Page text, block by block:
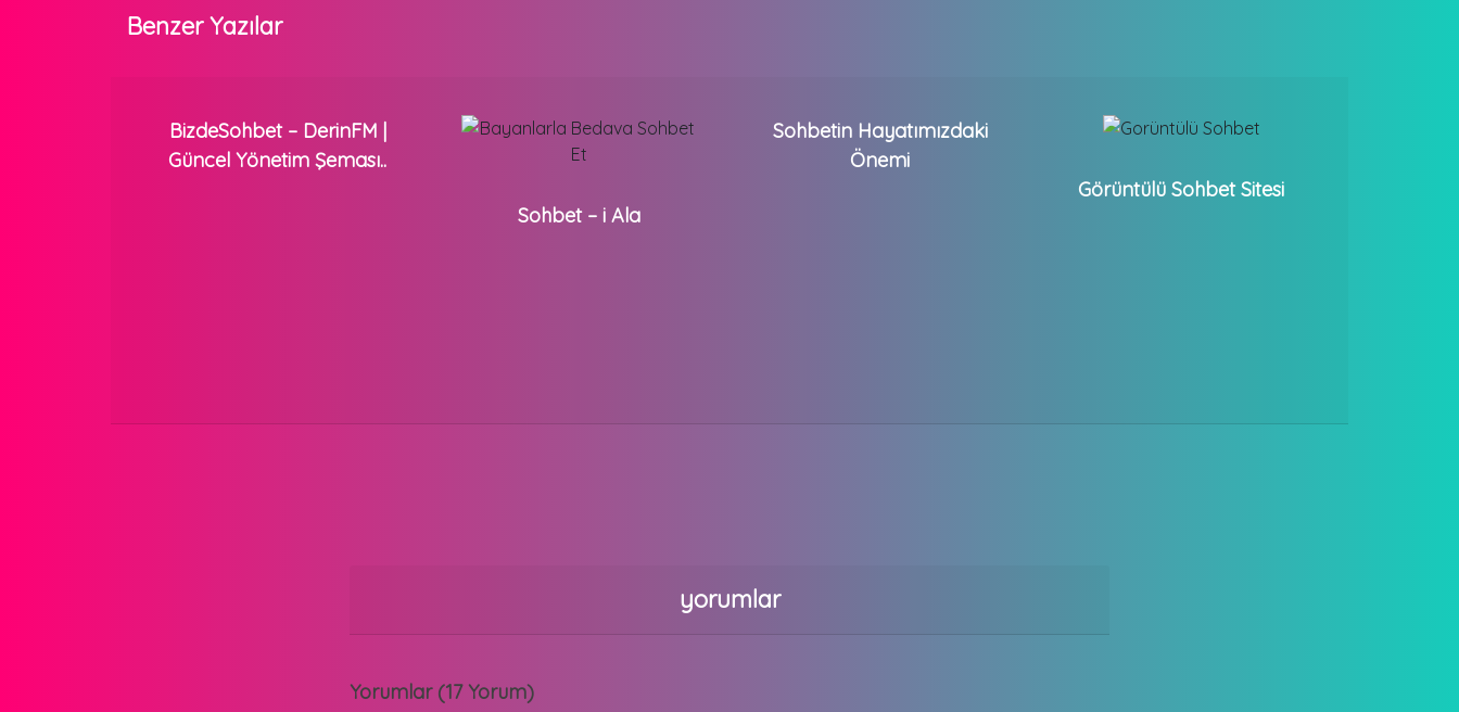
Benzer Yazılar
BizdeSohbet – DerinFM |
Güncel Yönetim Şeması..
Sohbet – i Ala
Sohbetin Hayatımızdaki
Önemi
Görüntülü Sohbet Sitesi
yorumlar
Yorumlar (17 Yorum)